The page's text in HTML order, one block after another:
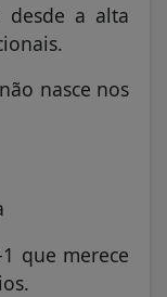
desde a alta
nasce nos
que merece